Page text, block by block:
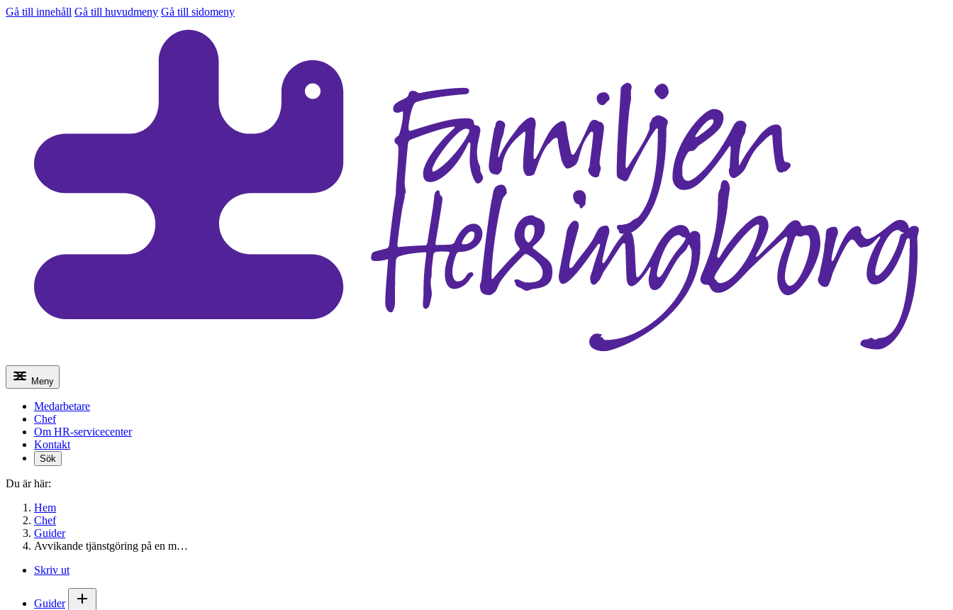
Gå till innehåll Gå till huvudmeny Gå till sidomeny
Meny
Medarbetare
Chef
Om HR-servicecenter
Kontakt
Sök
Du är här:
Hem
Chef
Guider
Avvikande tjänstgöring på en m…
Skriv ut
Guider